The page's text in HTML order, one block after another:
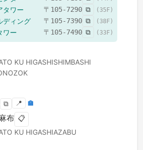
タワー 〒 105-7290 ⧉ ( 35 F)
ディング 〒 105-7390 ⧉ ( 38F)
ワー 〒 105-7490 ⧉ ( 33F)
KU HIGASHISHIMBASHI
⧉ 📍 🏣
布 📋
KU HIGASHIAZABU